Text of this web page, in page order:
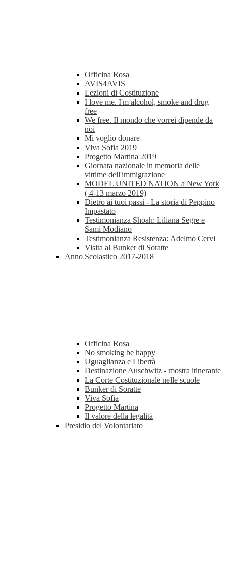
Officina Rosa
AVIS4AVIS
Lezioni di Costituzione
I love me. I'm alcohol, smoke and drug
free
We free. Il mondo che vorrei dipende da
noi
Mi voglio donare
Viva Sofia 2019
Progetto Martina 2019
Giornata nazionale in memoria delle
vittime dell'immigrazione
MODEL UNITED NATION a New York
( 4-13 marzo 2019)
Dietro ai tuoi passi - La storia di Peppino
Impastato
Testimonianza Shoah: Liliana Segre e
Sami Modiano
Testimonianza Resistenza: Adelmo Cervi
Visita al Bunker di Soratte
Anno Scolastico 2017-2018
Officina Rosa
No smoking be happy
Uguaglianza e Libertà
Destinazione Auschwitz - mostra itinerante
La Corte Costituzionale nelle scuole
Bunker di Soratte
Viva Sofia
Progetto Martina
Il valore della legalità
Presidio del Volontariato